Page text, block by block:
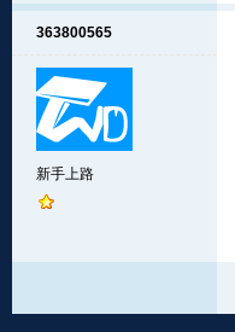
363800565
新手上路